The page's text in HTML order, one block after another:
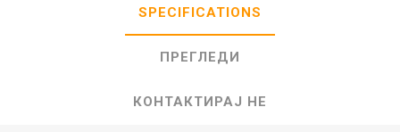
SPECIFICATIONS
ПРЕГЛЕДИ
КОНТАКТИРАЈ НЕ